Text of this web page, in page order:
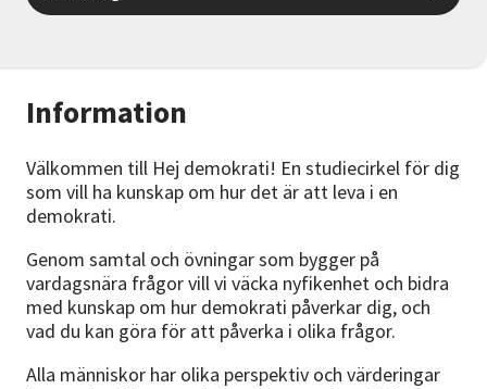
Information
Välkommen till Hej demokrati! En studiecirkel för dig
som vill ha kunskap om hur det är att leva i en
demokrati.
Genom samtal och övningar som bygger på
vardagsnära frågor vill vi väcka nyfikenhet och bidra
med kunskap om hur demokrati påverkar dig, och
vad du kan göra för att påverka i olika frågor.
Alla människor har olika perspektiv och värderingar